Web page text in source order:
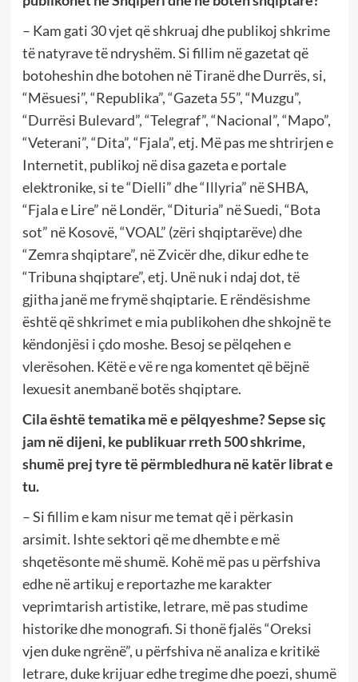
– Kam gati 30 vjet që shkruaj dhe publikoj shkrime
të natyrave të ndryshëm. Si fillim në gazetat që
botoheshin dhe botohen në Tiranë dhe Durrës, si,
“Mësuesi”, “Republika”, “Gazeta 55”, “Muzgu”,
“Durrësi Bulevard”, “Telegraf”, “Nacional”, “Mapo”,
“Veterani”, “Dita”, “Fjala”, etj. Më pas me shtrirjen e
Internetit, publikoj në disa gazeta e portale
elektronike, si te “Dielli” dhe “Illyria” në SHBA,
“Fjala e Lire” në Londër, “Dituria” në Suedi, “Bota
sot” në Kosovë, “VOAL” (zëri shqiptarëve) dhe
“Zemra shqiptare”, në Zvicër dhe, dikur edhe te
“Tribuna shqiptare”, etj. Unë nuk i ndaj dot, të
gjitha janë me frymë shqiptarie. E rëndësishme
është që shkrimet e mia publikohen dhe shkojnë te
këndonjësi i çdo moshe. Besoj se pëlqehen e
vlerësohen. Këtë e vë re nga komentet që bëjnë
lexuesit anembanë botës shqiptare.
Cila është tematika më e pëlqyeshme? Sepse siç
jam në dijeni, ke publikuar rreth 500 shkrime,
shumë prej tyre të përmbledhura në katër librat e
tu.
– Si fillim e kam nisur me temat që i përkasin
arsimit. Ishte sektori që me dhembte e më
shqetësonte më shumë. Kohë më pas u përfshiva
edhe në artikuj e reportazhe me karakter
veprimtarish artistike, letrare, më pas studime
historike dhe monografi. Si thonë fjalës “Oreksi
vjen duke ngrënë”, u përfshiva në analiza e kritikë
letrare, duke krijuar edhe tregime dhe poezi, shumë